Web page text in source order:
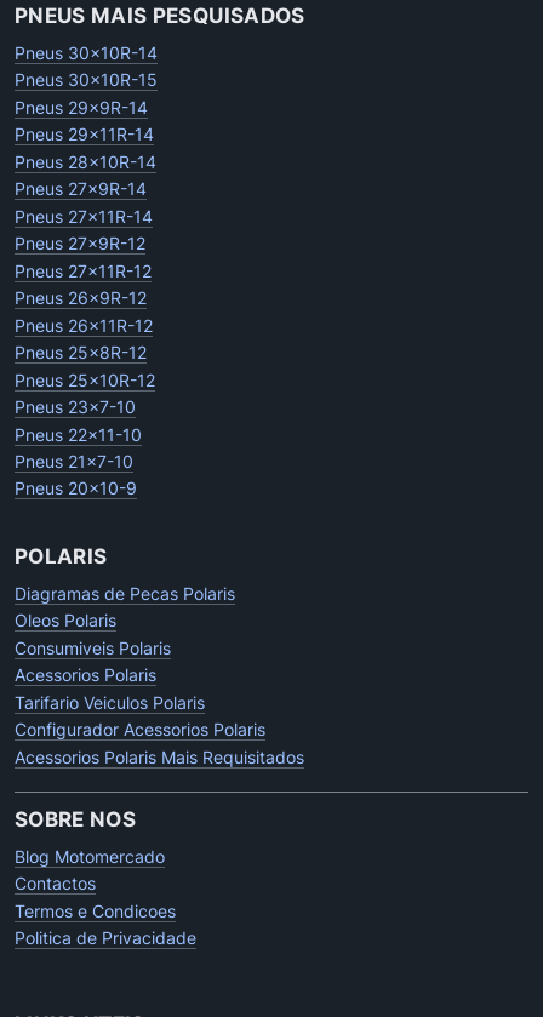
PNEUS MAIS PESQUISADOS
Pneus 30x10R-14
Pneus 30x10R-15
Pneus 29x9R-14
Pneus 29x11R-14
Pneus 28x10R-14
Pneus 27x9R-14
Pneus 27x11R-14
Pneus 27x9R-12
Pneus 27x11R-12
Pneus 26x9R-12
Pneus 26x11R-12
Pneus 25x8R-12
Pneus 25x10R-12
Pneus 23x7-10
Pneus 22x11-10
Pneus 21x7-10
Pneus 20x10-9
POLARIS
Diagramas de Pecas Polaris
Oleos Polaris
Consumiveis Polaris
Acessorios Polaris
Tarifario Veiculos Polaris
Configurador Acessorios Polaris
Acessorios Polaris Mais Requisitados
SOBRE NOS
Blog Motomercado
Contactos
Termos e Condicoes
Politica de Privacidade